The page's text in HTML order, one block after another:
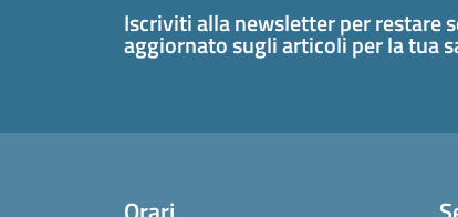
Iscriviti alla newsletter per restare
aggiornato sugli articoli per la tua